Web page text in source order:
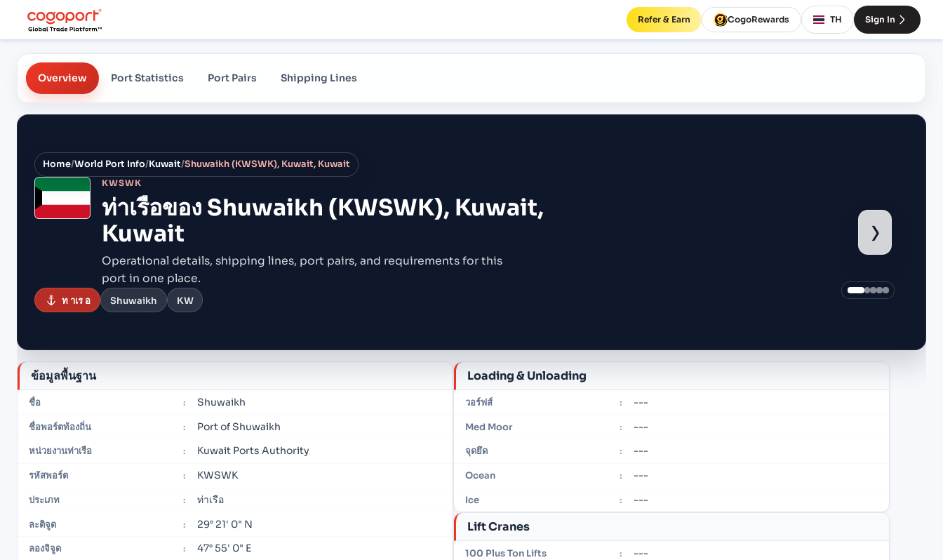
Refer & Earn CogoRewards TH Sign In
Overview Port Statistics Port Pairs Shipping Lines
Home/World Port Info/Kuwait/Shuwaikh (KWSWK), Kuwait, Kuwait
KWSWK
ท่าเรือของ Shuwaikh (KWSWK), Kuwait,
Kuwait
Operational details, shipping lines, port pairs, and requirements for this
port in one place.
ท าเร อ Shuwaikh KW
›
ข้อมูลพื้นฐาน
ชื่อ : Shuwaikh
ชื่อพอร์ตท้องถิ่น : Port of Shuwaikh
หน่วยงานท่าเรือ : Kuwait Ports Authority
รหัสพอร์ต : KWSWK
ประเภท : ท่าเรือ
ละติจูด : 29° 21' 0" N
ลองจิจูด : 47° 55' 0" E
Loading & Unloading
วอร์ฟส์ : ---
Med Moor : ---
จุดยึด : ---
Ocean : ---
Ice : ---
Lift Cranes
100 Plus Ton Lifts : ---